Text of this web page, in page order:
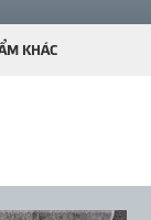
THƯ
KHÁC